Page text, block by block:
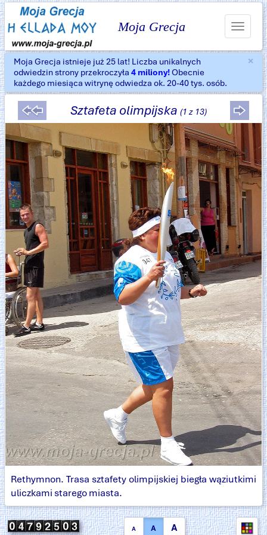
Moja Grecja
Toggle
×
Moja Grecja istnieje już 25 lat! Liczba unikalnych
odwiedzin strony przekroczyła 4 miliony!Obecnie
każdego miesiąca witrynę odwiedza ok. 20-40 tys. osób.
Sztafeta olimpijska (1 z 13)
Rethymnon. Trasa sztafety olimpijskiej biegła wąziutkimi
uliczkami starego miasta.
A A A